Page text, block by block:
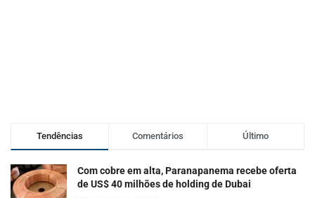
Tendências Comentários Último
Com cobre em alta, Paranapanema recebe oferta
de US$ 40 milhões de holding de Dubai